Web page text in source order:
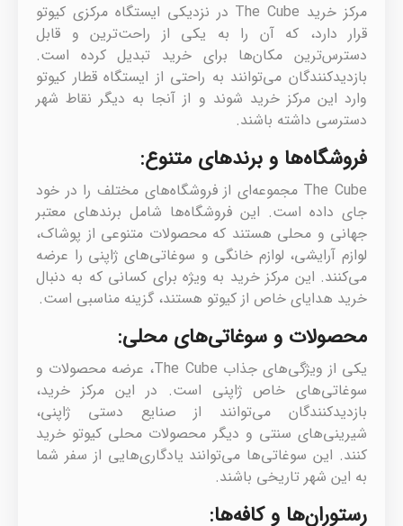
مرکز خرید The Cube در نزدیکی ایستگاه مرکزی کیوتو
قرار دارد، که آن را به یکی از راحت‌ترین و قابل
دسترس‌ترین مکان‌ها برای خرید تبدیل کرده است.
بازدیدکنندگان می‌توانند به راحتی از ایستگاه قطار کیوتو
وارد این مرکز خرید شوند و از آنجا به دیگر نقاط شهر
دسترسی داشته باشند.
فروشگاه‌ها و برندهای متنوع:
The Cube مجموعه‌ای از فروشگاه‌های مختلف را در خود
جای داده است. این فروشگاه‌ها شامل برندهای معتبر
جهانی و محلی هستند که محصولات متنوعی از پوشاک،
لوازم آرایشی، لوازم خانگی و سوغاتی‌های ژاپنی را عرضه
می‌کنند. این مرکز خرید به ویژه برای کسانی که به دنبال
خرید هدایای خاص از کیوتو هستند، گزینه مناسبی است.
محصولات و سوغاتی‌های محلی:
یکی از ویژگی‌های جذاب The Cube، عرضه محصولات و
سوغاتی‌های خاص ژاپنی است. در این مرکز خرید،
بازدیدکنندگان می‌توانند از صنایع دستی ژاپنی،
شیرینی‌های سنتی و دیگر محصولات محلی کیوتو خرید
کنند. این سوغاتی‌ها می‌توانند یادگاری‌هایی از سفر شما
به این شهر تاریخی باشند.
رستوران‌ها و کافه‌ها: